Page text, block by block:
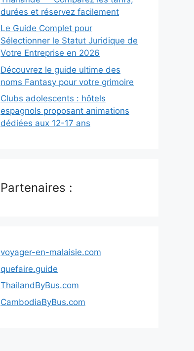
durées et réservez facilement
Le Guide Complet pour
Sélectionner le Statut Juridique de
Votre Entreprise en 2026
Découvrez le guide ultime des
noms Fantasy pour votre grimoire
Clubs adolescents : hôtels
espagnols proposant animations
dédiées aux 12-17 ans
Partenaires :
voyager-en-malaisie.com
quefaire.guide
ThailandByBus.com
CambodiaByBus.com